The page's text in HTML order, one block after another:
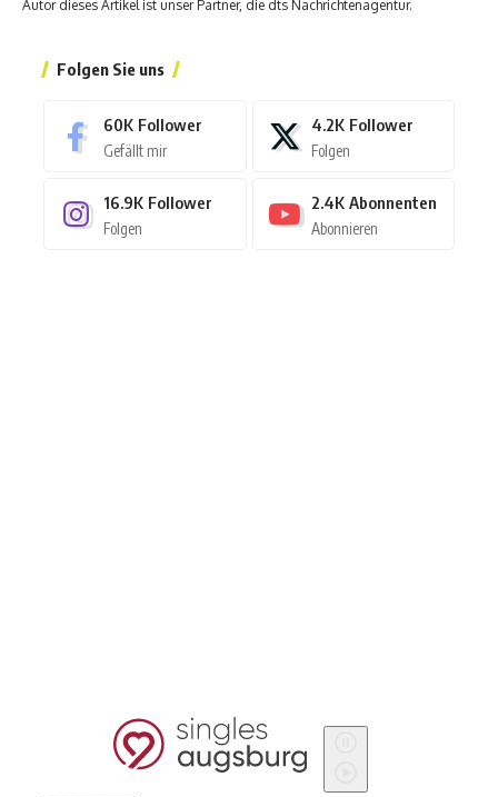
Autor dieses Artikel ist unser Partner, die dts Nachrichtenagentur.
Folgen Sie uns
60K Follower
Gefällt mir
4.2K Follower
Folgen
16.9K Follower
Folgen
2.4K Abonnenten
Abonnieren